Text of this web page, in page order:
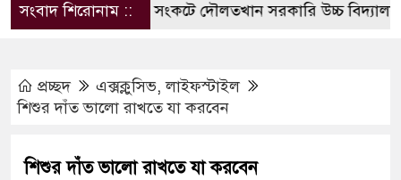
সংবাদ শিরোনাম ::
তীব্র শিক্ষক সংকটে দৌলতখান সরকারি উচ্চ বিদ্যালয়
প্রচ্ছদ এক্সক্লুসিভ,লাইফস্টাইল
শিশুর দাঁত ভালো রাখতে যা করবেন
শিশুর দাঁত ভালো রাখতে যা করবেন